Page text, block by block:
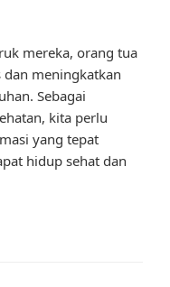
mereka, orang tua
meningkatkan
Sebagai
kita perlu
yang tepat
hidup sehat dan